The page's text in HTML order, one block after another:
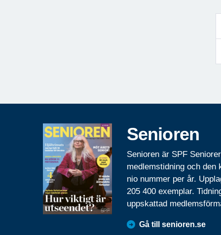
Senioren
Senioren är SPF
medlemstidning och den
nio nummer per år.
205 400 exemplar.
uppskattad
Gå till senioren.se